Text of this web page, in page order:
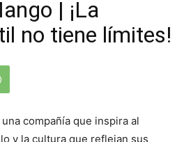
| ¡La
no tiene límites!
compañía que inspira al
y la cultura que reflejan sus